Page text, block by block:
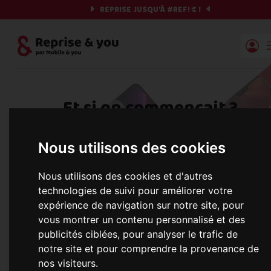
Nous utilisons des cookies
Nous utilisons des cookies et d'autres
technologies de suivi pour améliorer votre
expérience de navigation sur notre site, pour
vous montrer un contenu personnalisé et des
publicités ciblées, pour analyser le trafic de
notre site et pour comprendre la provenance de
nos visiteurs.
REPRISE JUSQU'À #REF!€ !
Reprise | Mobile & you
Et si on commençait ?
c'est parti !
Nous récupérons les meilleures
Une erreur est survenue :